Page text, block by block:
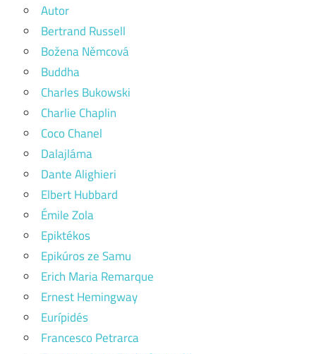
Autor
Bertrand Russell
Božena Němcová
Buddha
Charles Bukowski
Charlie Chaplin
Coco Chanel
Dalajláma
Dante Alighieri
Elbert Hubbard
Émile Zola
Epiktékos
Epikúros ze Samu
Erich Maria Remarque
Ernest Hemingway
Eurípidés
Francesco Petrarca